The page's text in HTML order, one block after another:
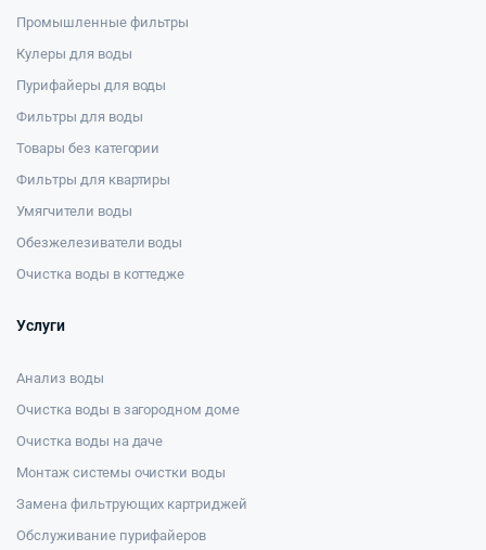
Промышленные фильтры
Кулеры для воды
Пурифайеры для воды
Фильтры для воды
Товары без категории
Фильтры для квартиры
Умягчители воды
Обезжелезиватели воды
Очистка воды в коттедже
Услуги
Анализ воды
Очистка воды в загородном доме
Очистка воды на даче
Монтаж системы очистки воды
Замена фильтрующих картриджей
Обслуживание пурифайеров